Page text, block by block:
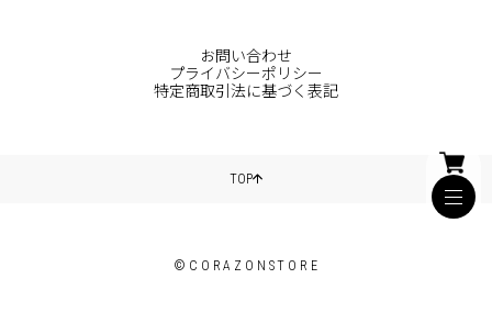
お問い合わせ
プライバシーポリシー
特定商取引法に基づく表記
TOP
©CORAZONSTORE